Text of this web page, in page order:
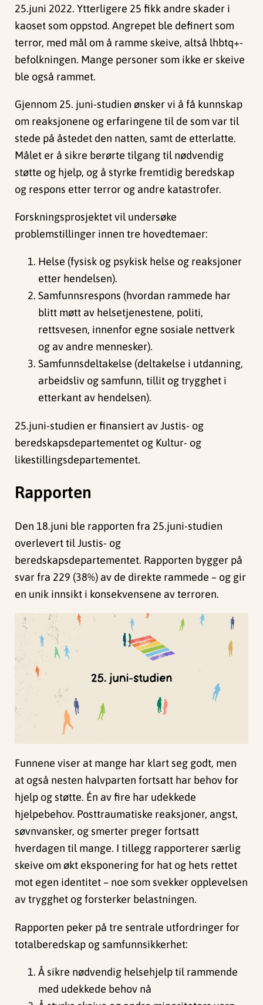
25.juni 2022. Ytterligere 25 fikk andre skader i
kaoset som oppstod. Angrepet ble definert som
terror, med mål om å ramme skeive, altså lhbtq+-
befolkningen. Mange personer som ikke er skeive
ble også rammet.
Gjennom 25. juni-studien ønsker vi å få kunnskap
om reaksjonene og erfaringene til de som var til
stede på åstedet den natten, samt de etterlatte.
Målet er å sikre berørte tilgang til nødvendig
støtte og hjelp, og å styrke fremtidig beredskap
og respons etter terror og andre katastrofer.
Forskningsprosjektet vil undersøke
problemstillinger innen tre hovedtemaer:
Helse (fysisk og psykisk helse og reaksjoner
etter hendelsen).
Samfunnsrespons (hvordan rammede har
blitt møtt av helsetjenestene, politi,
rettsvesen, innenfor egne sosiale nettverk
og av andre mennesker).
Samfunnsdeltakelse (deltakelse i utdanning,
arbeidsliv og samfunn, tillit og trygghet i
etterkant av hendelsen).
25.juni-studien er finansiert av Justis- og
beredskapsdepartementet og Kultur- og
likestillingsdepartementet.
Rapporten
Den 18.juni ble rapporten fra 25.juni-studien
overlevert til Justis- og
beredskapsdepartementet. Rapporten bygger på
svar fra 229 (38%) av de direkte rammede – og gir
en unik innsikt i konsekvensene av terroren.
Funnene viser at mange har klart seg godt, men
at også nesten halvparten fortsatt har behov for
hjelp og støtte. Én av fire har udekkede
hjelpebehov. Posttraumatiske reaksjoner, angst,
søvnvansker, og smerter preger fortsatt
hverdagen til mange. I tillegg rapporterer særlig
skeive om økt eksponering for hat og hets rettet
mot egen identitet – noe som svekker opplevelsen
av trygghet og forsterker belastningen.
Rapporten peker på tre sentrale utfordringer for
totalberedskap og samfunnsikkerhet:
Å sikre nødvendig helsehjelp til rammende
med udekkede behov nå